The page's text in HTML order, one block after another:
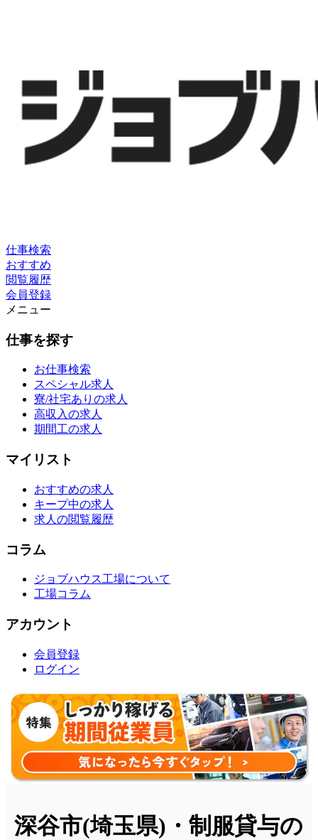
仕事検索
おすすめ
閲覧履歴
会員登録
メニュー
仕事を探す
お仕事検索
スペシャル求人
寮/社宅ありの求人
高収入の求人
期間工の求人
マイリスト
おすすめの求人
キープ中の求人
求人の閲覧履歴
コラム
ジョブハウス工場について
工場コラム
アカウント
会員登録
ログイン
深谷市(埼玉県)・制服貸与の